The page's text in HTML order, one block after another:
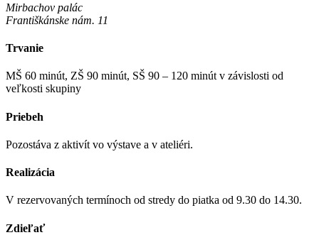
Mirbachov palác
Františkánske nám. 11
Trvanie
MŠ 60 minút, ZŠ 90 minút, SŠ 90 – 120 minút v závislosti od
veľkosti skupiny
Priebeh
Pozostáva z aktivít vo výstave a v ateliéri.
Realizácia
V rezervovaných termínoch od stredy do piatka od 9.30 do 14.30.
Zdieľať